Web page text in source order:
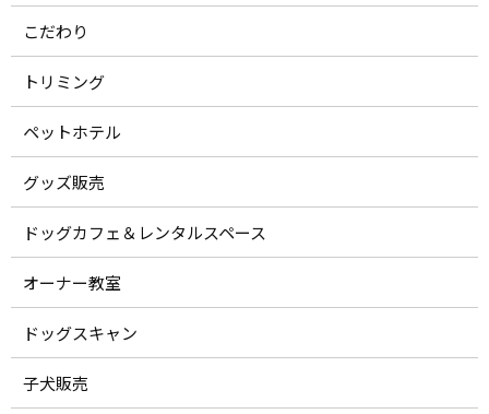
こだわり
トリミング
ペットホテル
グッズ販売
ドッグカフェ＆レンタルスペース
オーナー教室
ドッグスキャン
子犬販売